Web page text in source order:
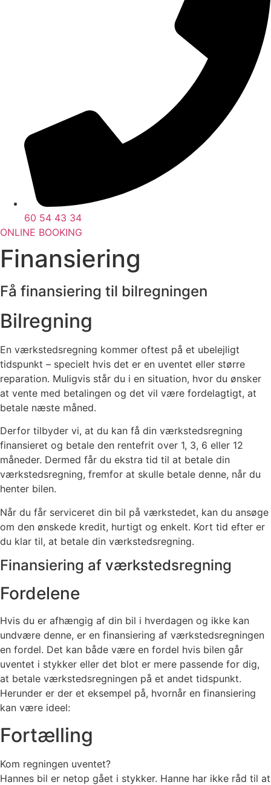
60 54 43 34
ONLINE BOOKING
Finansiering
Få finansiering til bilregningen
Bilregning
En værkstedsregning kommer oftest på et ubelejligt
tidspunkt – specielt hvis det er en uventet eller større
reparation. Muligvis står du i en situation, hvor du ønsker
at vente med betalingen og det vil være fordelagtigt, at
betale næste måned.
Derfor tilbyder vi, at du kan få din værkstedsregning
finansieret og betale den rentefrit over 1, 3, 6 eller 12
måneder. Dermed får du ekstra tid til at betale din
værkstedsregning, fremfor at skulle betale denne, når du
henter bilen.
Når du får serviceret din bil på værkstedet, kan du ansøge
om den ønskede kredit, hurtigt og enkelt. Kort tid efter er
du klar til, at betale din værkstedsregning.
Finansiering af værkstedsregning​
Fordelene
Hvis du er afhængig af din bil i hverdagen og ikke kan
undvære denne, er en finansiering af værkstedsregningen
en fordel. Det kan både være en fordel hvis bilen går
uventet i stykker eller det blot er mere passende for dig,
at betale værkstedsregningen på et andet tidspunkt.
Herunder er der et eksempel på, hvornår en finansiering
kan være ideel:
Fortælling
Kom regningen uventet?
Hannes bil er netop gået i stykker. Hanne har ikke råd til at